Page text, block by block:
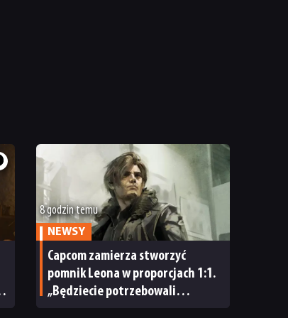
8 godzin temu
NEWSY
Capcom zamierza stworzyć
pomnik Leona w proporcjach 1:1.
„Będziecie potrzebowali